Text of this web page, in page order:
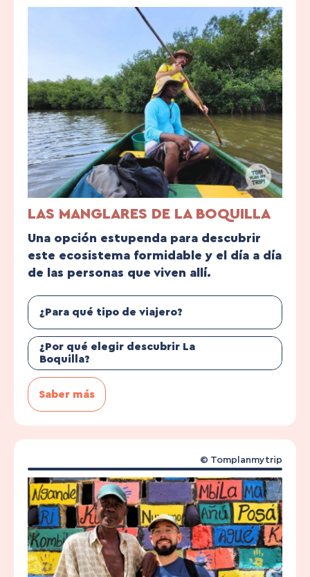
LAS MANGLARES DE LA BOQUILLA
Una opción estupenda para descubrir
este ecosistema formidable y el día a día
de las personas que viven allí.
¿Para qué tipo de viajero?
¿Por qué elegir descubrir La
Boquilla?
Saber más
© Tomplanmytrip